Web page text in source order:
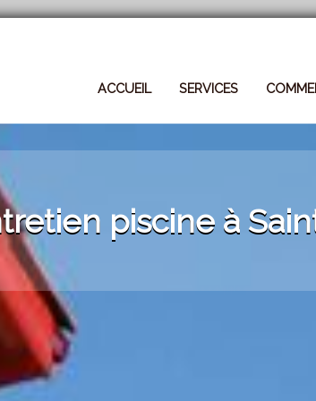
ACCUEIL SERVICES
piscine à